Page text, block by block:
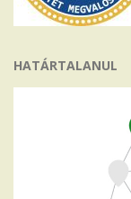
HATÁRTALANUL